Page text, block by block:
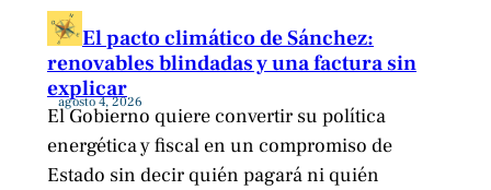
El pacto climático de Sánchez:
renovables blindadas y una factura sin
explicar
agosto 4, 2026
El Gobierno quiere convertir su política
energética y fiscal en un compromiso de
Estado sin decir quién pagará ni quién